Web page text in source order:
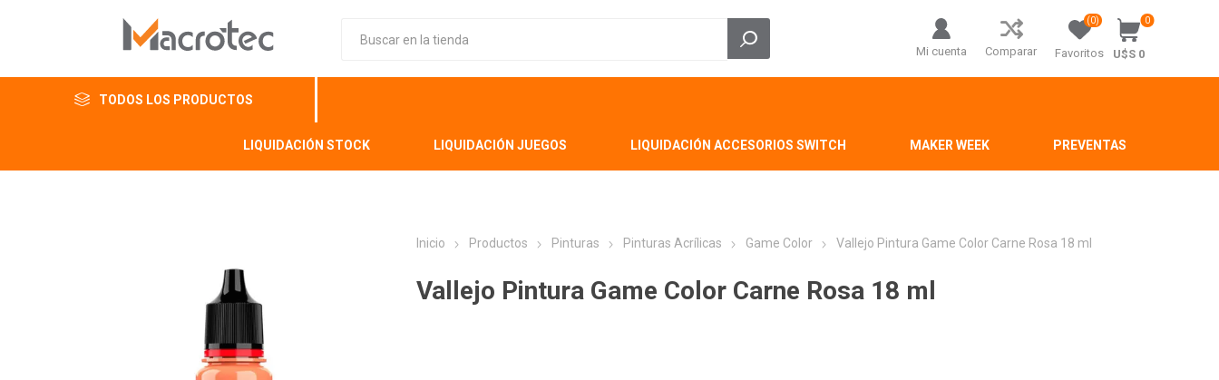
Mi cuenta Comparar Favoritos
(0) 0
U$S 0
TODOS LOS PRODUCTOS
LIQUIDACIÓN STOCK LIQUIDACIÓN JUEGOS LIQUIDACIÓN ACCESORIOS SWITCH MAKER WEEK PREVENTAS
Inicio Productos Pinturas Pinturas Acrílicas Game Color Vallejo Pintura Game Color Carne Rosa 18 ml
Vallejo Pintura Game Color Carne Rosa 18 ml